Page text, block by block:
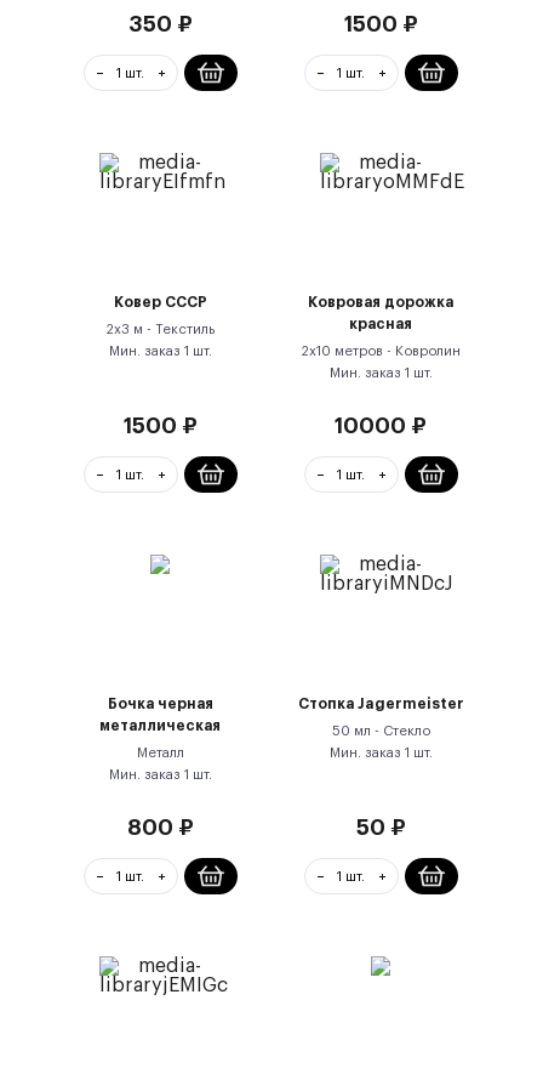
350 ₽ 1500 ₽
Ковер СССР
2х3 м - Текстиль
Мин. заказ 1 шт.
1500 ₽
Ковровая дорожка
красная
2х10 метров - Ковролин
Мин. заказ 1 шт.
10000 ₽
Бочка черная
металлическая
Металл
Мин. заказ 1 шт.
800 ₽
Стопка Jagermeister
50 мл - Стекло
Мин. заказ 1 шт.
50 ₽